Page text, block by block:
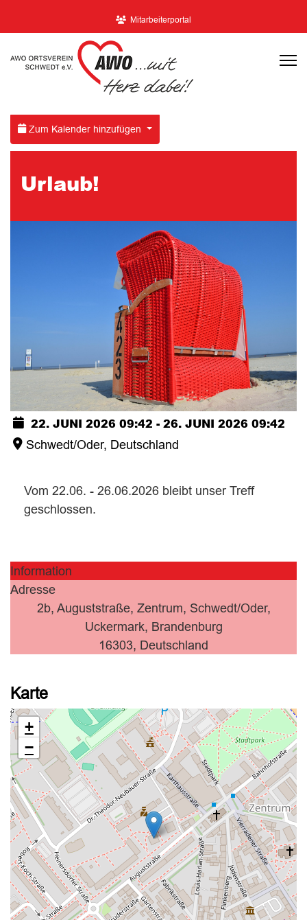
Mitarbeiterportal
Zum Kalender hinzufügen
Urlaub!
22. JUNI 2026 09:42 -26. JUNI 2026 09:42
Schwedt/Oder, Deutschland
Vom 22.06. - 26.06.2026 bleibt unser Treff
geschlossen.
Information
Adresse
2b, Auguststraße, Zentrum, Schwedt/Oder,
Uckermark, Brandenburg
16303, Deutschland
Karte
+
−